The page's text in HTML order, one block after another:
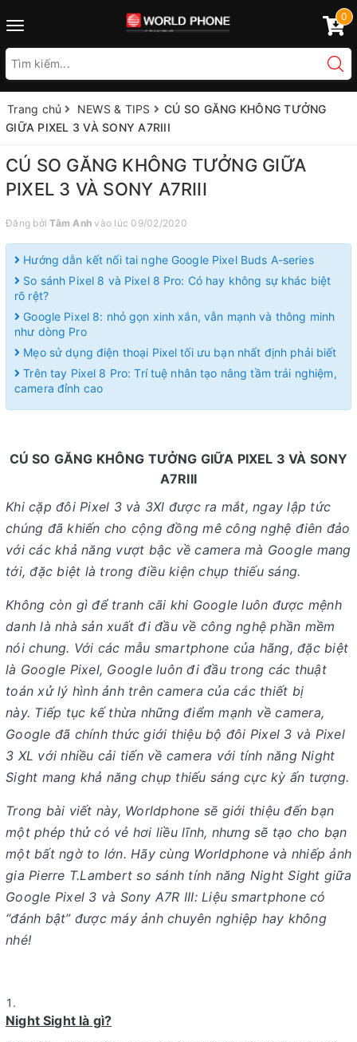
Toggle
0
Trang chủ NEWS & TIPS
CÚ SO GĂNG KHÔNG TƯỞNG
GIỮA PIXEL 3 VÀ SONY A7RIII
CÚ SO GĂNG KHÔNG TƯỞNG GIỮA
PIXEL 3 VÀ SONY A7RIII
Đăng bởiTâm Anh vào lúc 09/02/2020
Hướng dẫn kết nối tai nghe Google Pixel Buds A-series
So sánh Pixel 8 và Pixel 8 Pro: Có hay không sự khác biệt
rõ rệt?
Google Pixel 8: nhỏ gọn xinh xắn, vẫn mạnh và thông minh
như dòng Pro
Mẹo sử dụng điện thoại Pixel tối ưu bạn nhất định phải biết
Trên tay Pixel 8 Pro: Trí tuệ nhân tạo nâng tầm trải nghiệm,
camera đỉnh cao
CÚ SO GĂNG KHÔNG TƯỞNG GIỮA PIXEL 3 VÀ SONY
A7RIII
Khi cặp đôi Pixel 3 và 3Xl được ra mắt, ngay lập tức
chúng đã khiến cho cộng đồng mê công nghệ điên đảo
với các khả năng vượt bậc về camera mà Google mang
tới, đặc biệt là trong điều kiện chụp thiếu sáng.
Không còn gì để tranh cãi khi Google luôn được mệnh
danh là nhà sản xuất đi đầu về công nghệ phần mềm
nói chung. Với các mẫu smartphone của hãng, đặc biệt
là Google Pixel, Google luôn đi đầu trong các thuật
toán xử lý hình ảnh trên camera của các thiết bị
này. Tiếp tục kế thừa những điểm mạnh về camera,
Google đã chính thức giới thiệu bộ đôi Pixel 3 và Pixel
3 XL với nhiều cải tiến về camera với tính năng Night
Sight mang khả năng chụp thiếu sáng cực kỳ ấn tượng.
Trong bài viết này, Worldphone sẽ giới thiệu đến bạn
một phép thử có vẻ hơi liều lĩnh, nhưng sẽ tạo cho bạn
một bất ngờ to lớn. Hãy cùng Worldphone và nhiếp ảnh
gia Pierre T.Lambert so sánh tính năng Night Sight giữa
Google Pixel 3 và Sony A7R III: Liệu smartphone có
“đánh bật” được máy ảnh chuyên nghiệp hay không
nhé!
Night Sight là gì?